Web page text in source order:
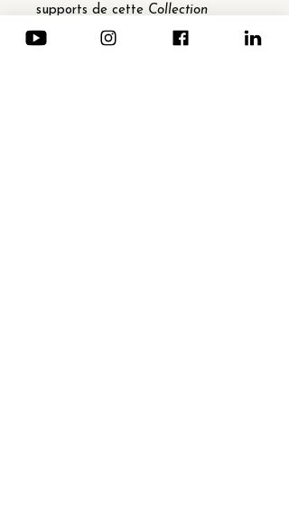
supports de cette Collection
MacNair
de 16 marqueteries (4